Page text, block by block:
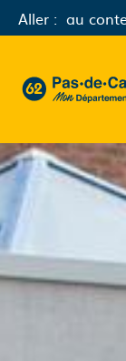
Aller : au
62 - Pas-de-